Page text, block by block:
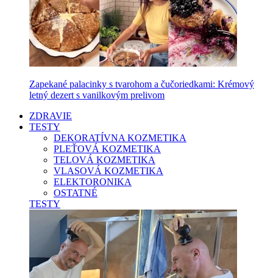
Zapekané palacinky s tvarohom a čučoriedkami: Krémový
letný dezert s vanilkovým prelivom
ZDRAVIE
TESTY
DEKORATÍVNA KOZMETIKA
PLEŤOVÁ KOZMETIKA
TELOVÁ KOZMETIKA
VLASOVÁ KOZMETIKA
ELEKTORONIKA
OSTATNÉ
TESTY